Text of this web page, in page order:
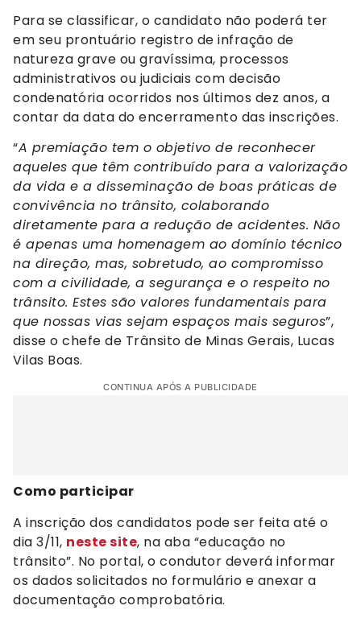
Para se classificar, o candidato não poderá ter
em seu prontuário registro de infração de
natureza grave ou gravíssima, processos
administrativos ou judiciais com decisão
condenatória ocorridos nos últimos dez anos, a
contar da data do encerramento das inscrições.
“A premiação tem o objetivo de reconhecer
aqueles que têm contribuído para a valorização
da vida e a disseminação de boas práticas de
convivência no trânsito, colaborando
diretamente para a redução de acidentes. Não
é apenas uma homenagem ao domínio técnico
na direção, mas, sobretudo, ao compromisso
com a civilidade, a segurança e o respeito no
trânsito. Estes são valores fundamentais para
que nossas vias sejam espaços mais seguros”,
disse o chefe de Trânsito de Minas Gerais, Lucas
Vilas Boas.
CONTINUA APÓS A PUBLICIDADE
Como participar
A inscrição dos candidatos pode ser feita até o
dia 3/11, neste site, na aba “educação no
trânsito”. No portal, o condutor deverá informar
os dados solicitados no formulário e anexar a
documentação comprobatória.